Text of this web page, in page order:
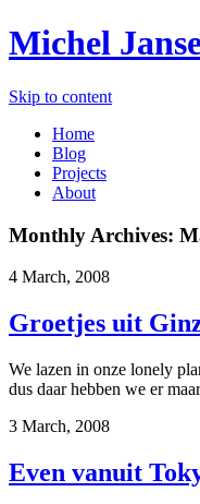
Michel
Skip to content
Home
Blog
Projects
About
Monthly Archives:
4 March, 2008
Groetjes uit
We lazen in onze lonely
dus daar hebben we er
3 March, 2008
Even vanuit